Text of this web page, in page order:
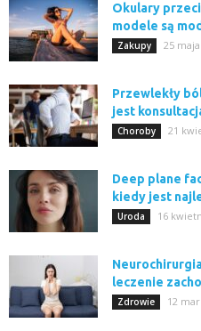
Okulary
modele są
Zakupy 25
Przewlekły
jest
Choroby 21
Deep plane
kiedy jest
Uroda 16
leczenie
Zdrowie 12